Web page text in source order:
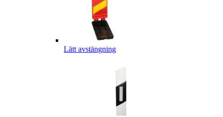
Lätt avstängning